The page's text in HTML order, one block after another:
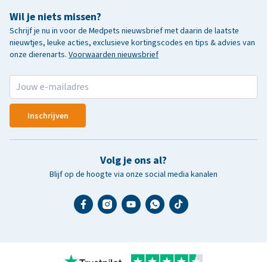
Wil je niets missen?
Schrijf je nu in voor de Medpets nieuwsbrief met daarin de laatste
nieuwtjes, leuke acties, exclusieve kortingscodes en tips & advies van
onze dierenarts. Voorwaarden nieuwsbrief
Inschrijven
Volg je ons al?
Blijf op de hoogte via onze social media kanalen